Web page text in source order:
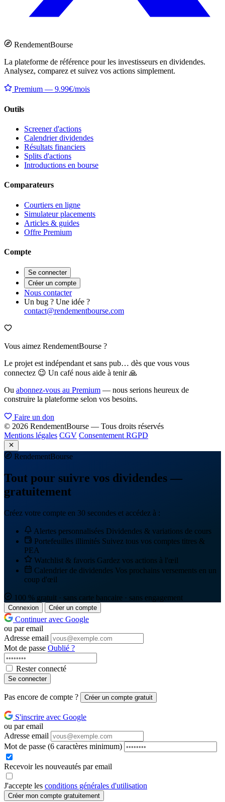
RendementBourse
La plateforme de référence pour les investisseurs en dividendes.
Analysez, comparez et suivez vos actions simplement.
Premium — 9.99€/mois
Outils
Screener d'actions
Calendrier dividendes
Résultats financiers
Splits d'actions
Introductions en bourse
Comparateurs
Courtiers en ligne
Simulateur placements
Articles & guides
Offre Premium
Compte
Se connecter
Créer un compte
Nous contacter
Un bug ? Une idée ?
contact@rendementbourse.com
Vous aimez RendementBourse ?
Le projet est indépendant et sans pub… dès que vous vous
connectez 😉 Un café nous aide à tenir 🙏
Ou abonnez-vous au Premium — nous serions heureux de
construire la plateforme selon vos besoins.
Faire un don
© 2026 RendementBourse — Tous droits réservés
Mentions légales CGV Consentement RGPD
RendementBourse
Tout pour suivre vos dividendes —
gratuitement
Créez votre compte en 30 secondes et accédez à :
Alertes personnalisées Dividendes & variations de cours
Portefeuilles illimités Suivez tous vos comptes titres &
PEA
Watchlist & favoris Gardez vos actions à l'œil
Calendrier de dividendes Vos prochains versements en un
coup d'œil
100 % gratuit · sans carte bancaire · sans engagement
Connexion Créer un compte
Continuer avec Google
ou par email
Adresse email
Mot de passe Oublié ?
Rester connecté
Se connecter
Pas encore de compte ? Créer un compte gratuit
S'inscrire avec Google
ou par email
Adresse email
Mot de passe (6 caractères minimum)
Recevoir les nouveautés par email
J'accepte les conditions générales d'utilisation
Créer mon compte gratuitement